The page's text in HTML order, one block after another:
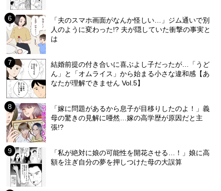
「夫のスマホ画面がなんか怪しい…」ジム通いで別
人のように変わった!? 夫が隠していた衝撃の事実と
は
結婚前提の付き合いに喜ぶよし子だったが…「うど
ん」と「オムライス」から始まる小さな違和感【あ
なたが理解できません Vol.5】
「嫁に問題があるから息子が目移りしたのよ！」義
母の驚きの見解に唖然…嫁の高学歴が原因だと主
張!?
「私が絶対に娘の可能性を開花させる…！」娘に高
額を注ぎ自分の夢を押しつけた母の大誤算